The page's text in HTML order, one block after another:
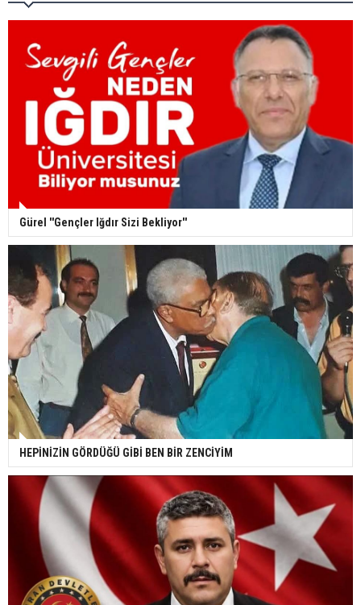
Gürel ''Gençler Iğdır Sizi Bekliyor''
HEPİNİZİN GÖRDÜĞÜ GİBİ BEN BİR ZENCİYİM